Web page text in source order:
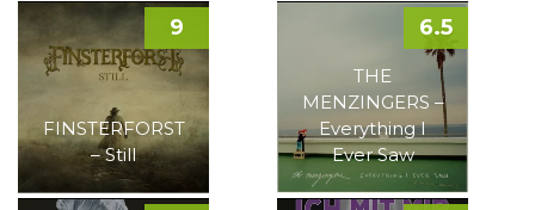
FINSTERFORST
– Still
9
THE
MENZINGERS –
Everything I
Ever Saw
6.5